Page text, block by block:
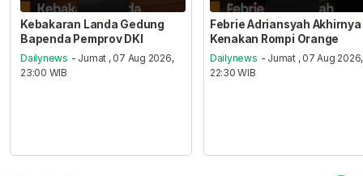
Kebakaran Landa Gedung
Bapenda Pemprov DKI
Dailynews - Jumat , 07 Aug 2026,
23:00 WIB
Febrie Adriansyah Akhirnya
Kenakan Rompi Orange
Dailynews - Jumat , 07 Aug 2026,
22:30 WIB